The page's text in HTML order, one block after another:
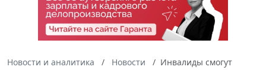
Новости и аналитика Новости
Инвалиды смогут